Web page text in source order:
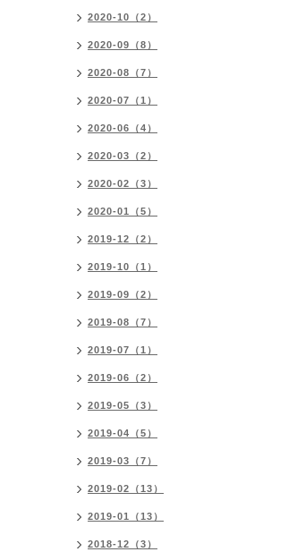
2020-10（2）
2020-09（8）
2020-08（7）
2020-07（1）
2020-06（4）
2020-03（2）
2020-02（3）
2020-01（5）
2019-12（2）
2019-10（1）
2019-09（2）
2019-08（7）
2019-07（1）
2019-06（2）
2019-05（3）
2019-04（5）
2019-03（7）
2019-02（13）
2019-01（13）
2018-12（3）